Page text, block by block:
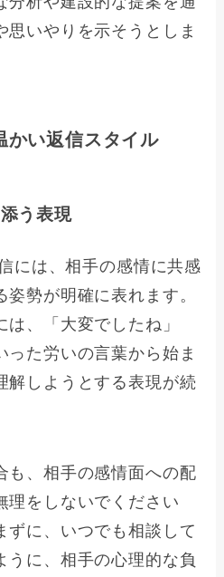
思いやりを示そうとしま
かい返信スタイル
う表現
には、相手の感情に共感
姿勢が明確に表れます。
、「大変でしたね」
った労いの言葉から始ま
解しようとする表現が続
も、相手の感情面への配
理をしないでください
ずに、いつでも相談して
うに、相手の心理的な負